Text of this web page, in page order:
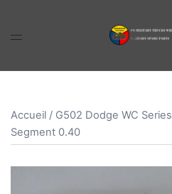
Accueil / G502 Dodge WC Series
Segment 0.40